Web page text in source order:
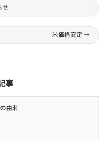
せ
米価格安定 →
事
由来